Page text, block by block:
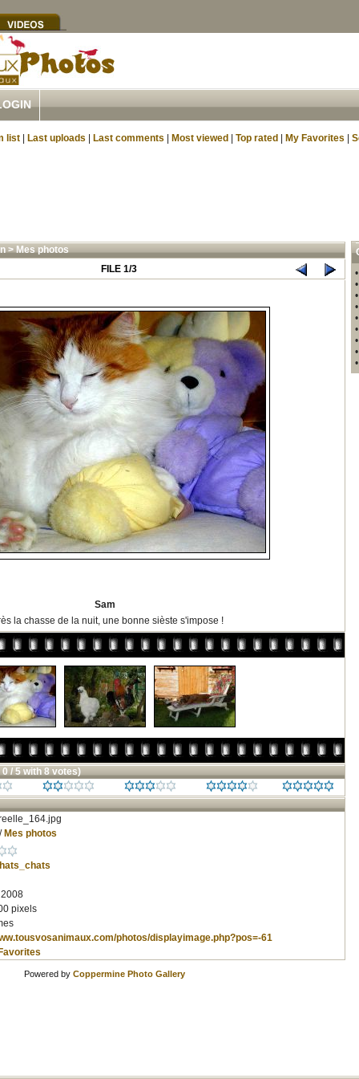
list Last uploads Last comments Most viewed Top rated My Favorites
>Mes photos
FILE 1/3
Sam
la chasse de la nuit, une bonne sièste s'impose !
/ 5 with 8 votes)
Mes photos
pixels
photos/displayimage.php?pos=-61
Powered by Coppermine Photo Gallery
•
•
•
•